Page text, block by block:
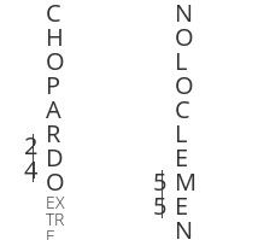
2
4
C
H
O
P
A
R
D
O
EX
TR
5
5
N
O
L
O
C
L
E
M
E
N